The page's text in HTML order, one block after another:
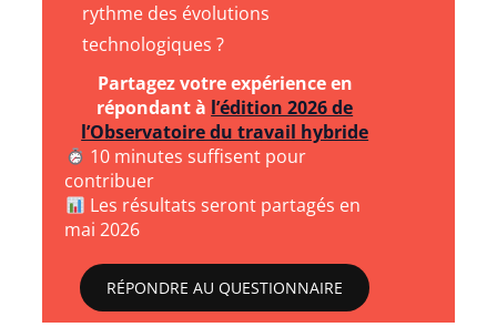
rythme des évolutions
technologiques ?
Partagez votre expérience en
répondant à l’édition 2026 de
l’Observatoire du travail hybride
10 minutes suffisent pour
contribuer
Les résultats seront partagés en
mai 2026
RÉPONDRE AU QUESTIONNAIRE